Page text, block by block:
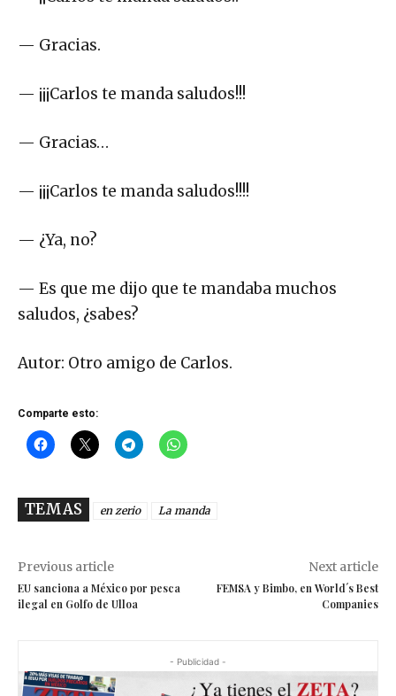
— Gracias.
— ¡¡¡Carlos te manda saludos!!!
— Gracias…
— ¡¡¡Carlos te manda saludos!!!!
— ¿Ya, no?
— Es que me dijo que te mandaba muchos
saludos, ¿sabes?
Autor: Otro amigo de Carlos.
Comparte esto:
TEMAS en zerio La manda
Previous article
EU sanciona a México por pesca
ilegal en Golfo de Ulloa
Next article
FEMSA y Bimbo, en World´s Best
Companies
- Publicidad -